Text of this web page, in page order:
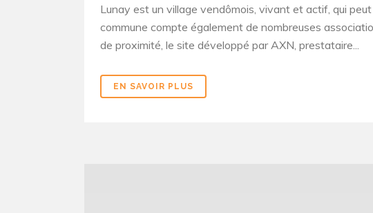
Lunay est un village vendômois, vivant et actif, qui
commune compte également de nombreuses
de proximité, le site développé par AXN, prestataire...
EN SAVOIR PLUS